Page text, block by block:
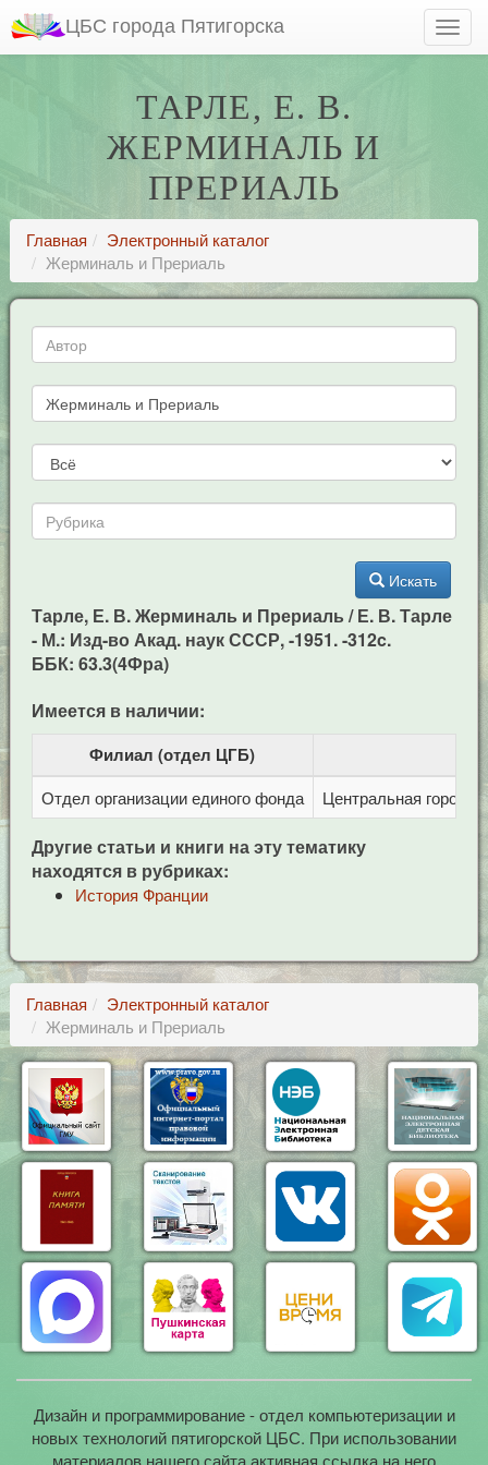
ЦБС города Пятигорска
ТАРЛЕ, Е. В.
ЖЕРМИНАЛЬ И
ПРЕРИАЛЬ
Главная
Электронный каталог
Жерминаль и Прериаль
Искать
Тарле, Е. В. Жерминаль и Прериаль / Е. В. Тарле
- М.: Изд-во Акад. наук СССР, -1951. -312c.
ББК: 63.3(4Фра)
Имеется в наличии:
Филиал (отдел ЦГБ)
Отдел организации единого фонда Центральная
Другие статьи и книги на эту тематику
находятся в рубриках:
История Франции
Главная
Электронный каталог
Жерминаль и Прериаль
Дизайн и программирование - отдел компьютеризации и
новых технологий пятигорской ЦБС. При использовании